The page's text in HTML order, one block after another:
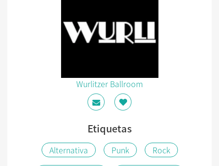
Wurlitzer Ballroom
Etiquetas
Alternativa Punk
Rock